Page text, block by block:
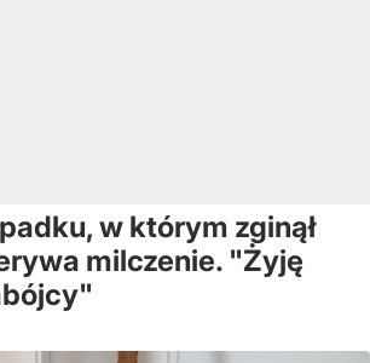
w którym zginął
milczenie. "Żyję